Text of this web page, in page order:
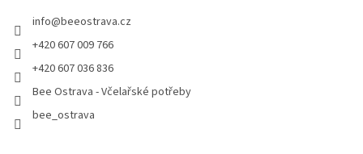
info@beeostrava.cz
+420 607 009 766
+420 607 036 836
Bee Ostrava - Včelařské potřeby
bee_ostrava